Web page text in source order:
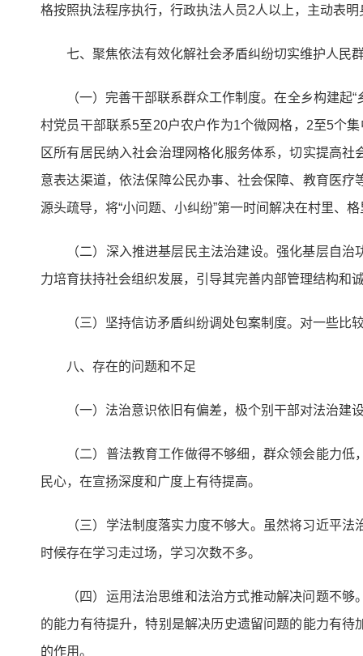
格按照执法程序执行，行政执法人员2人以上，主动表
七、聚焦依法有效化解社会矛盾纠纷切实维护人民
（一）完善干部联系群众工作制度。在全乡构建
村党员干部联系5至20户农户作为1个微网格，2至5个
区所有居民纳入社会治理网格化服务体系，切实提高
意表达渠道，依法保障公民办事、社会保障、教育医
源头疏导，将“小问题、小纠纷”第一时间解决在村里、
（二）深入推进基层民主法治建设。强化基层自
力培育扶持社会组织发展，引导其完善内部管理结构和
（三）坚持信访矛盾纠纷调处包案制度。对一些
八、存在的问题和不足
（一）法治意识依旧有偏差，极个别干部对法治
（二）普法教育工作做得不够细，群众领会能力
民心，在宣扬深度和广度上有待提高。
（三）学法制度落实力度不够大。虽然将习近平
时候存在学习走过场，学习次数不多。
（四）运用法治思维和法治方式推动解决问题不
的能力有待提升，特别是解决历史遗留问题的能力有
的作用。